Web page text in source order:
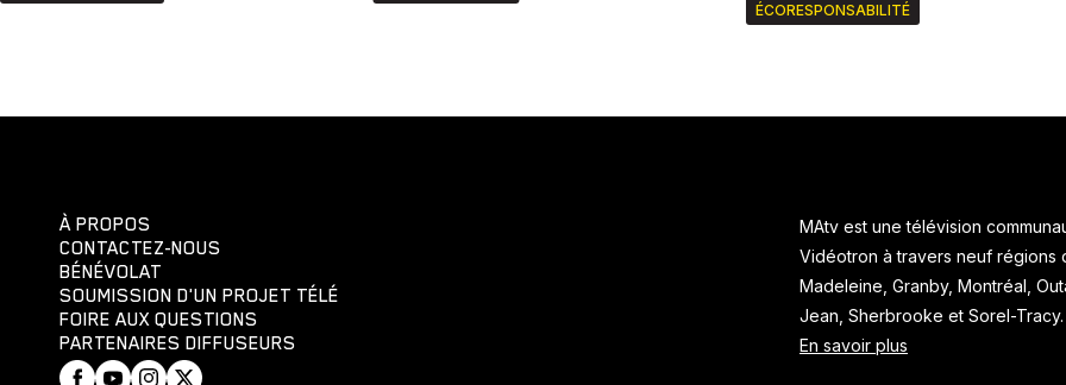
ÉCORESPONSABILITÉ
À PROPOS
CONTACTEZ-NOUS
BÉNÉVOLAT
SOUMISSION D'UN PROJET TÉLÉ
FOIRE AUX QUESTIONS
PARTENAIRES DIFFUSEURS
MAtv est une télévision
Vidéotron à travers neuf régions
Madeleine, Granby, Montréal,
Jean, Sherbrooke et Sorel-
En savoir plus